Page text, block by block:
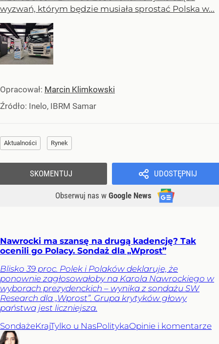
wyzwań, którym będzie musiała sprostać Polska w...
Opracował: Marcin Klimkowski
Źródło: Inelo, IBRM Samar
Aktualności Rynek
UDOSTĘPNIJ
Obserwuj nas w Google News
SKOMENTUJ
Nawrocki ma szansę na drugą kadencję? Tak
ocenili go Polacy. Sondaż dla „Wprost”
Blisko 39 proc. Polek i Polaków deklaruje, że
ponownie zagłosowałoby na Karola Nawrockiego w
wyborach prezydenckich – wynika z sondażu SW
Research dla „Wprost”. Grupa krytyków głowy
państwa jest liczniejsza.
SondażeKrajTylko u NasPolitykaOpinie i komentarze